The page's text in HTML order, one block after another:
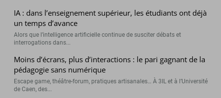
IA : dans l’enseignement supérieur, les étudiants ont déjà
un temps d’avance
Alors que l’intelligence artificielle continue de susciter débats et
interrogations dans...
Moins d’écrans, plus d’interactions : le pari gagnant de la
pédagogie sans numérique
Escape game, théâtre-forum, pratiques artisanales… À 3IL et à l’Université
de Caen, des...